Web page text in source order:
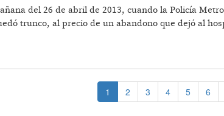
del 26 de abril de 2013, cuando la Policía
trunco, al precio de un abandono que dejó al
1 2 3 4 5 6